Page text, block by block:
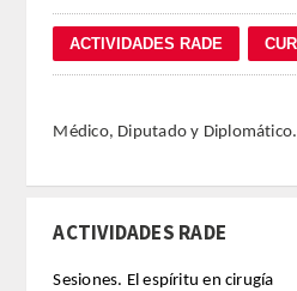
ESTATUTOS
SECCIONES
Médico, Diputado y Diplomático.
ACTIVIDADES RADE
Sesiones. El espíritu en cirugía